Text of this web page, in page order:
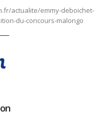
actualite/emmy-deboichet-
du-concours-malongo